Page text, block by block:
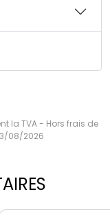
la TVA - Hors frais de
08/2026